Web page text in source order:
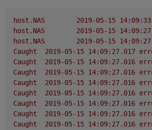
host.NAS
host.NAS
host.NAS
Caught
Caught
Caught
Caught
Caught
Caught
Caught
Caught